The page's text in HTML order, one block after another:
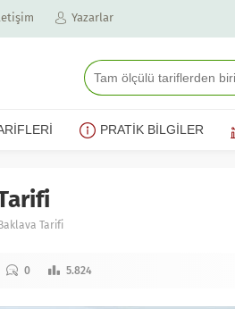
Yazarlar
PRATİK BİLGİLER
Baklava Tarifi
0 5.824